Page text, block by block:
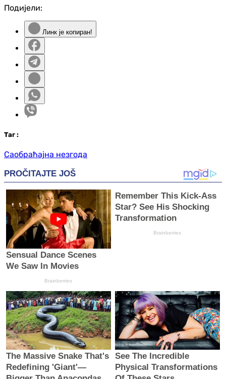
Подијели:
Линк је копиран!
Таг :
Саобраћајна незгода